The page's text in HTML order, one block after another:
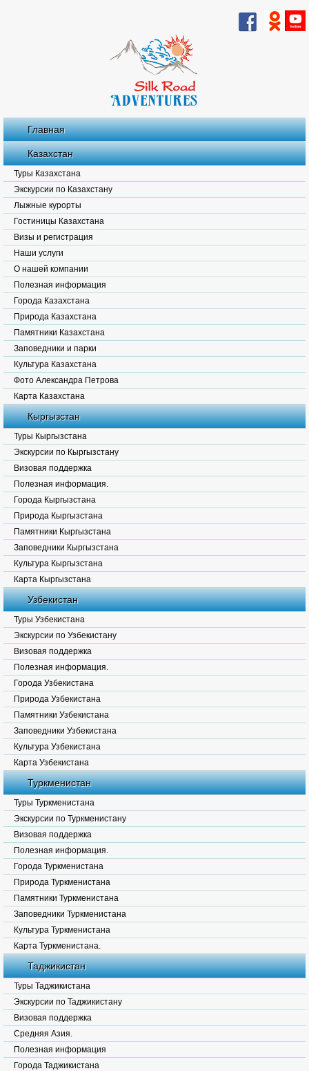
Главная
Казахстан
Туры Казахстана
Экскурсии по Казахстану
Лыжные курорты
Гостиницы Казахстана
Визы и регистрация
Наши услуги
О нашей компании
Полезная информация
Города Казахстана
Природа Казахстана
Памятники Казахстана
Заповедники и парки
Культура Казахстана
Фото Александра Петрова
Карта Казахстана
Кыргызстан
Туры Кыргызстана
Экскурсии по Кыргызстану
Визовая поддержка
Полезная информация.
Города Кыргызстана
Природа Кыргызстана
Памятники Кыргызстана
Заповедники Кыргызстана
Культура Кыргызстана
Карта Кыргызстана
Узбекистан
Туры Узбекистана
Экскурсии по Узбекистану
Визовая поддержка
Полезная информация.
Города Узбекистана
Природа Узбекистана
Памятники Узбекистана
Заповедники Узбекистана
Культура Узбекистана
Карта Узбекистана
Туркменистан
Туры Туркменистана
Экскурсии по Туркменистану
Визовая поддержка
Полезная информация.
Города Туркменистана
Природа Туркменистана
Памятники Туркменистана
Заповедники Туркменистана
Культура Туркменистана
Карта Туркменистана.
Таджикистан
Туры Таджикистана
Экскурсии по Таджикистану
Визовая поддержка
Средняя Азия.
Полезная информация
Города Таджикистана